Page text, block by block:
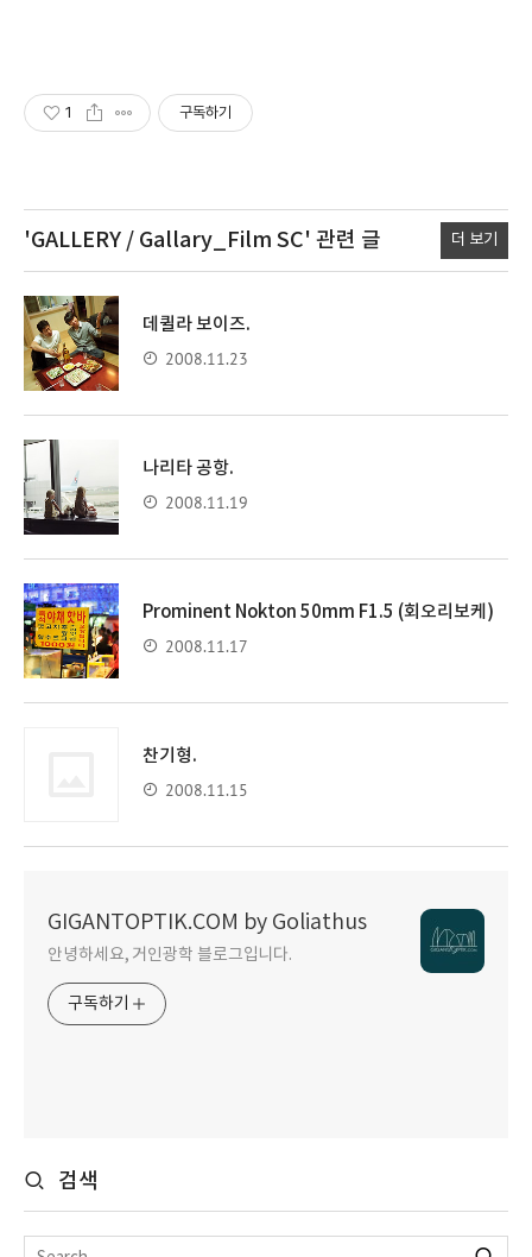
1 구독하기
'GALLERY / Gallary_Film SC' 관련 글 더 보기
데퀼라 보이즈.
2008.11.23
나리타 공항.
2008.11.19
Prominent Nokton 50mm F1.5 (회오리보케)
2008.11.17
찬기형.
2008.11.15
GIGANTOPTIK.COM by Goliathus
안녕하세요, 거인광학 블로그입니다.
구독하기
검색